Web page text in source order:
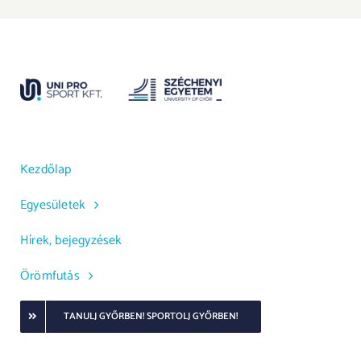
Kezdőlap
Egyesületek
Hírek, bejegyzések
Örömfutás
TANULJ GYŐRBEN! SPORTOLJ GYŐRBEN!